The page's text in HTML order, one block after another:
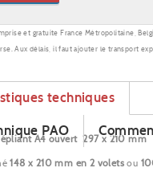
et gratuite France Métropolitaine,
Aux délais, il faut ajouter le transport
techniques
PAO
A4 ouvert 297 x 210 mm
148 x 210 mm en 2 volets ou